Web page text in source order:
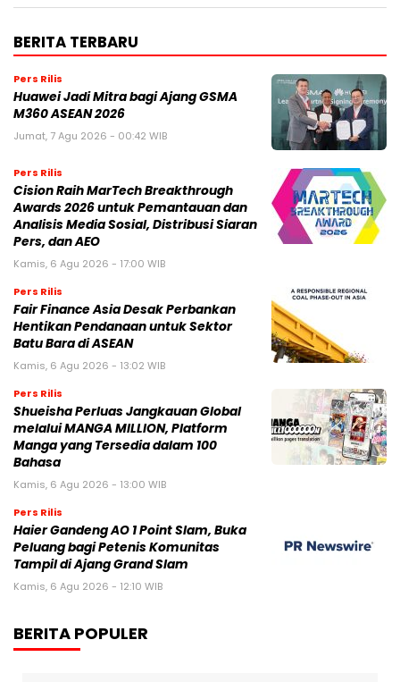
BERITA TERBARU
Pers Rilis
Huawei Jadi Mitra bagi Ajang GSMA
M360 ASEAN 2026
Jumat, 7 Agu 2026 - 00:42 WIB
Pers Rilis
Cision Raih MarTech Breakthrough
Awards 2026 untuk Pemantauan dan
Analisis Media Sosial, Distribusi Siaran
Pers, dan AEO
Kamis, 6 Agu 2026 - 17:00 WIB
Pers Rilis
Fair Finance Asia Desak Perbankan
Hentikan Pendanaan untuk Sektor
Batu Bara di ASEAN
Kamis, 6 Agu 2026 - 13:02 WIB
Pers Rilis
Shueisha Perluas Jangkauan Global
melalui MANGA MILLION, Platform
Manga yang Tersedia dalam 100
Bahasa
Kamis, 6 Agu 2026 - 13:00 WIB
Pers Rilis
Haier Gandeng AO 1 Point Slam, Buka
Peluang bagi Petenis Komunitas
Tampil di Ajang Grand Slam
Kamis, 6 Agu 2026 - 12:10 WIB
BERITA POPULER